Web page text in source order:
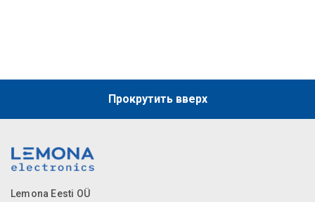
Прокрутить вверх
Lemona Eesti OÜ